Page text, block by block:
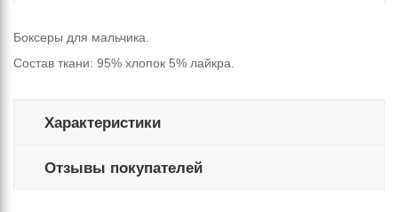
Боксеры для мальчика.
Состав ткани: 95% хлопок 5% лайкра.
Характеристики
Отзывы покупателей